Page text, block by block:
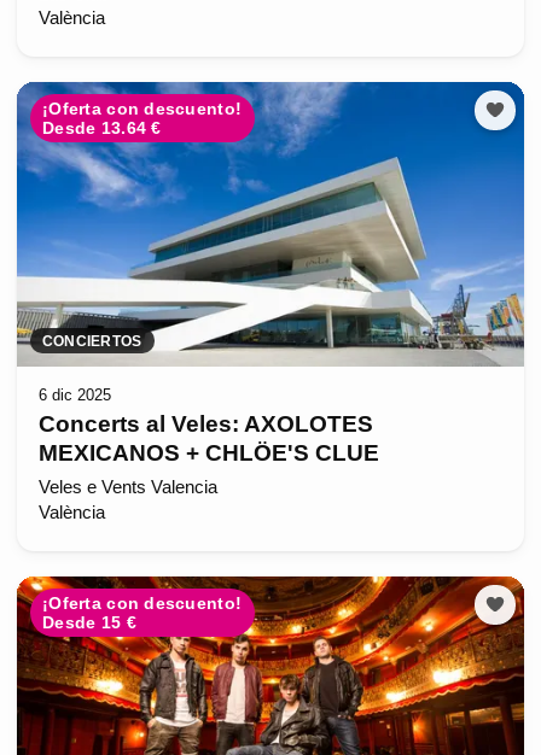
València
¡Oferta con descuento!
Desde 13.64 €
CONCIERTOS
6 dic 2025
Concerts al Veles: AXOLOTES
MEXICANOS + CHLÖE'S CLUE
Veles e Vents Valencia
València
¡Oferta con descuento!
Desde 15 €